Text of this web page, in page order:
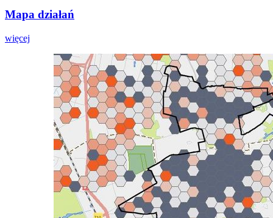
Mapa działań
więcej